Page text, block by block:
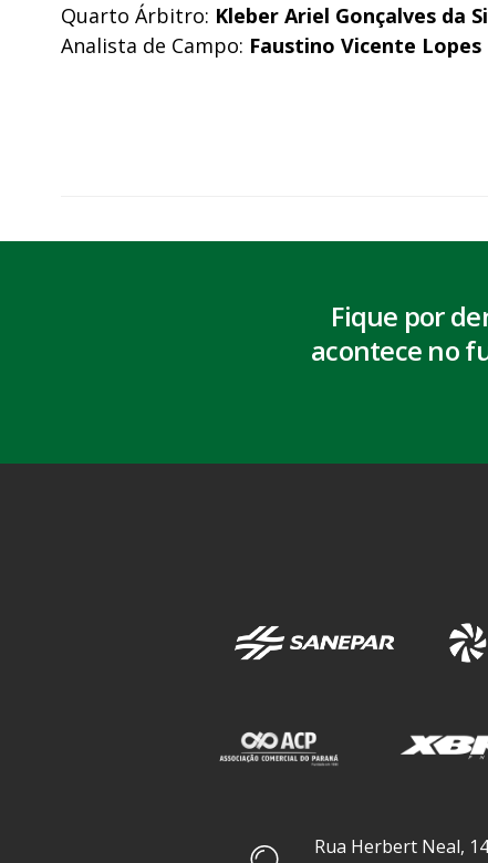
Quarto Árbitro: Kleber Ariel Gonçalves da
Analista de Campo: Faustino Vicente Lopes
Fique por
acontece no
Rua Herbert Neal,